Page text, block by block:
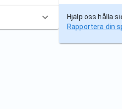
Hjälp oss hålla
Rapportera din